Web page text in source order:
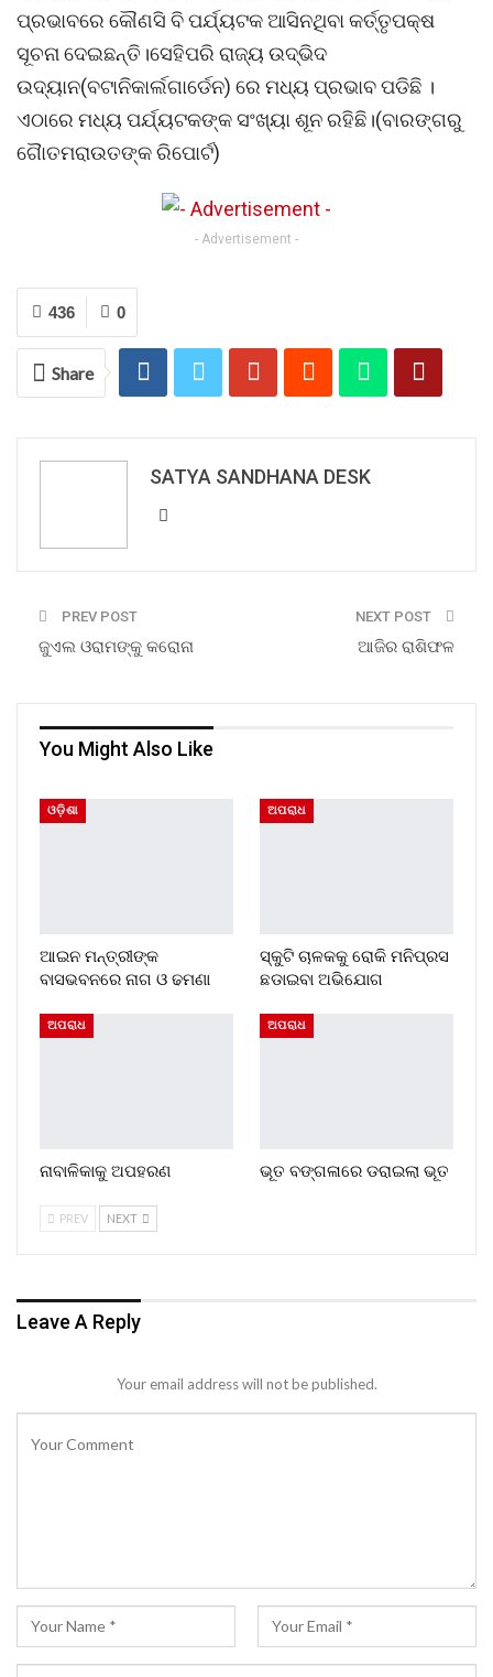
ପ୍ରଭାବରେ କୌଣସି ବି ପର୍ଯ୍ୟଟକ ଆସିନଥିବା କର୍ତ୍ତୃପକ୍ଷ
ସୂଚନା ଦେଇଛନ୍ତି।ସେହିପରି ରାଜ୍ୟ ଉଦ୍ଭିଦ
ଉଦ୍ୟାନ(ବଟାନିକାର୍ଲଗାର୍ଡେନ) ରେ ମଧ୍ୟ ପ୍ରଭାବ ପଡିଛି ।
ଏଠାରେ ମଧ୍ୟ ପର୍ଯ୍ୟଟକଙ୍କ ସଂଖ୍ୟା ଶୂନ ରହିଛି।(ବାରଙ୍ଗରୁ
ଗୈାତମରାଉତଙ୍କ ରିପୋର୍ଟ)
- Advertisement -
0
436
Share
SATYA SANDHANA DESK
PREV POST
ଜୁଏଲ ଓରାମଙ୍କୁ କରୋନା
NEXT POST
ଆଜିର ରାଶିଫଳ
You Might Also Like
ଓଡ଼ିଶା
ଆଇନ ମନ୍ତ୍ରୀଙ୍କ
ବାସଭବନରେ ନାଗ ଓ ଢମଣା
ଅପରାଧ
ସ୍କୁଟି ଚାଳକକୁ ରୋକି ମନିପ୍ରସ
ଛଡାଇବା ଅଭିଯୋଗ
ଅପରାଧ
ନାବାଳିକାକୁ ଅପହରଣ
ଅପରାଧ
ଭୂତ ବଙ୍ଗଳାରେ ଡରାଇଲା ଭୂତ
PREV NEXT
Leave A Reply
Your email address will not be published.